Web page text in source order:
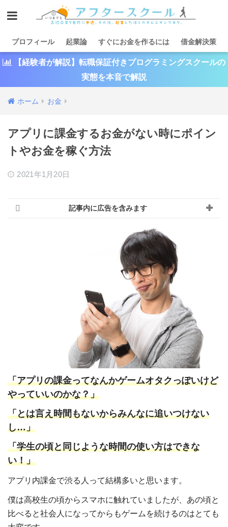
プロフィール 起業論 すぐにお金を作るには 借金解決策
【経験者が解説】転職保証付きプログラミングスクールの
実態を本音で解説
ホーム お金
アプリに課金するお金がない時にポイン
トやお金を稼ぐ方法
2021年1月20日
記事内に広告を含みます
「アプリの課金ってなんかゲームオタクっぽいけど
やっていいのかな？」
「とは言え時間もないからみんなに追いつけない
し…」
「学生の頃と同じような時間の使い方はできな
い！」
アプリ内課金で渋る人って結構多いと思います。
僕は高校生の頃からスマホに触れていましたが、あの頃と
比べると社会人になってからもゲームを続けるのはとても